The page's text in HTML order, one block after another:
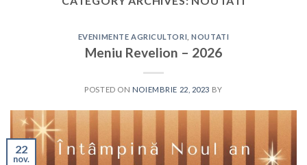
EVENIMENTE AGRICULTORI ,NOUTATI
Meniu Revelion – 2026
POSTED ON NOIEMBRIE 22, 2023 BY
22
nov.